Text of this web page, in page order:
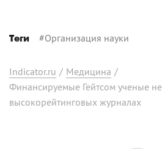
Теги #Организация науки
Indicator.ru / Медицина /
Финансируемые Гейтсом ученые не
высокорейтинговых журналах